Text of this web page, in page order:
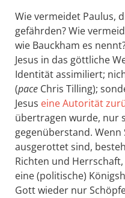
Wie vermeidet Paulus,
gefährden? Wie
wie Bauckham es
Jesus in das göttliche
Identität assimiliert;
(pace Chris Tilling);
Jesus eine Autorität
übertragen wurde, nur
gegenüberstand.
ausgerottet sind,
Richten und
eine (politische)
Gott wieder nur